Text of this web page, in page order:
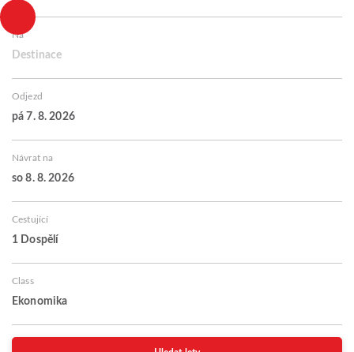
Na
Destinace
Odjezd
pá 7. 8. 2026
Návrat na
so 8. 8. 2026
Cestující
1 Dospělí
Class
Ekonomika